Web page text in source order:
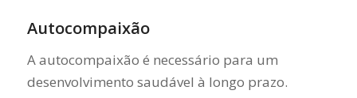
Autocompaixão
A autocompaixão é necessário para um
desenvolvimento saudável à longo prazo.